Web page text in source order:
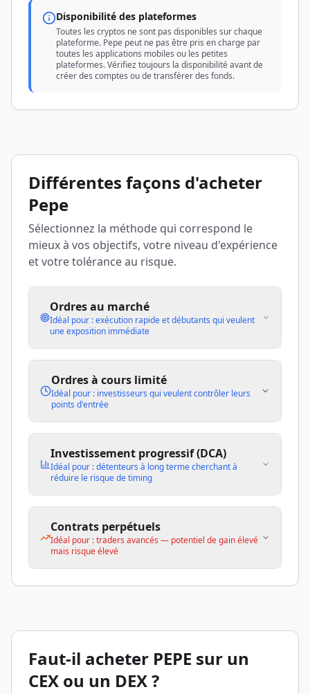
Disponibilité des plateformes
Toutes les cryptos ne sont pas disponibles sur chaque
plateforme. Pepe peut ne pas être pris en charge par
toutes les applications mobiles ou les petites
plateformes. Vérifiez toujours la disponibilité avant de
créer des comptes ou de transférer des fonds.
Différentes façons d'acheter
Pepe
Sélectionnez la méthode qui correspond le
mieux à vos objectifs, votre niveau d'expérience
et votre tolérance au risque.
Ordres au marché
Idéal pour : exécution rapide et débutants qui veulent
une exposition immédiate
Ordres à cours limité
Idéal pour : investisseurs qui veulent contrôler leurs
points d'entrée
Investissement progressif (DCA)
Idéal pour : détenteurs à long terme cherchant à
réduire le risque de timing
Contrats perpétuels
Idéal pour : traders avancés — potentiel de gain élevé
mais risque élevé
Faut-il acheter PEPE sur un
CEX ou un DEX ?